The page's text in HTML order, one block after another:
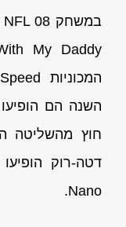
חוץ מהשליטה
Nano.